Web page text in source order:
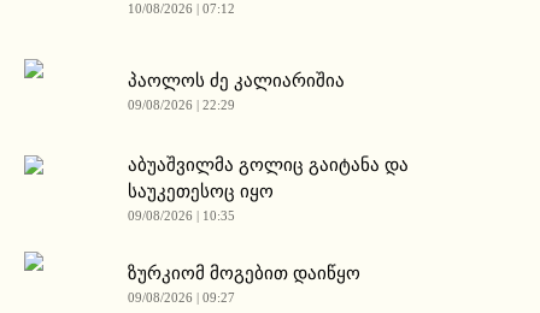
10/08/2026 | 07:12
პაოლოს ძე კალიარიშია
09/08/2026 | 22:29
აბუაშვილმა გოლიც გაიტანა და
საუკეთესოც იყო
09/08/2026 | 10:35
ზურკიომ მოგებით დაიწყო
09/08/2026 | 09:27